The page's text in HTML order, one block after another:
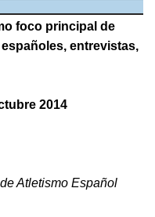
foco principal de
entrevistas,
2014
Atletismo Español